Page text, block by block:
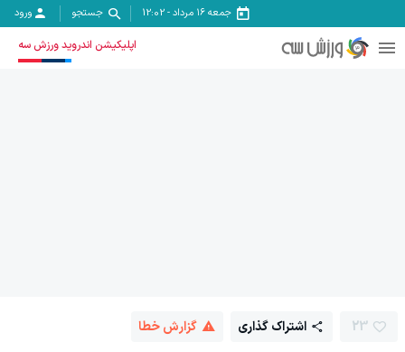
جمعه ۱۶ مرداد -
12:02 جستجو ورود
اپلیکیشن اندروید ورزش سه
23 اشتراک گذاری گزارش خطا